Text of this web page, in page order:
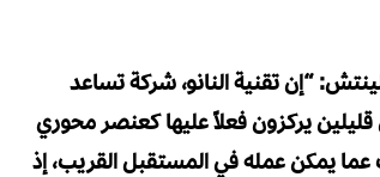
“إن تقنية النانو، شركة تساعد
قليلين يركزون فعلاً عليها كعنصر محوري
يمكن عمله في المستقبل القريب، إذ